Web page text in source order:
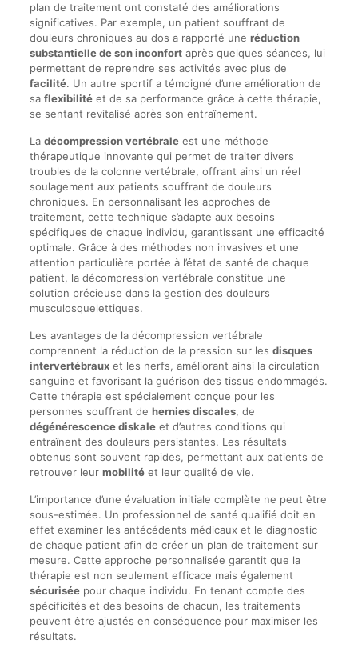
plan de traitement ont constaté des améliorations
significatives. Par exemple, un patient souffrant de
douleurs chroniques au dos a rapporté une réduction
substantielle de son inconfortaprès quelques séances, lui
permettant de reprendre ses activités avec plus de
facilité. Un autre sportif a témoigné d’une amélioration de
sa flexibilitéet de sa performance grâce à cette thérapie,
se sentant revitalisé après son entraînement.
La décompression vertébraleest une méthode
thérapeutique innovante qui permet de traiter divers
troubles de la colonne vertébrale, offrant ainsi un réel
soulagement aux patients souffrant de douleurs
chroniques. En personnalisant les approches de
traitement, cette technique s’adapte aux besoins
spécifiques de chaque individu, garantissant une efficacité
optimale. Grâce à des méthodes non invasives et une
attention particulière portée à l’état de santé de chaque
patient, la décompression vertébrale constitue une
solution précieuse dans la gestion des douleurs
musculosquelettiques.
Les avantages de la décompression vertébrale
comprennent la réduction de la pression sur les disques
intervertébrauxet les nerfs, améliorant ainsi la circulation
sanguine et favorisant la guérison des tissus endommagés.
Cette thérapie est spécialement conçue pour les
personnes souffrant de hernies discales, de
dégénérescence diskaleet d’autres conditions qui
entraînent des douleurs persistantes. Les résultats
obtenus sont souvent rapides, permettant aux patients de
retrouver leur mobilitéet leur qualité de vie.
L’importance d’une évaluation initiale complète ne peut être
sous-estimée. Un professionnel de santé qualifié doit en
effet examiner les antécédents médicaux et le diagnostic
de chaque patient afin de créer un plan de traitement sur
mesure. Cette approche personnalisée garantit que la
thérapie est non seulement efficace mais également
sécuriséepour chaque individu. En tenant compte des
spécificités et des besoins de chacun, les traitements
peuvent être ajustés en conséquence pour maximiser les
résultats.